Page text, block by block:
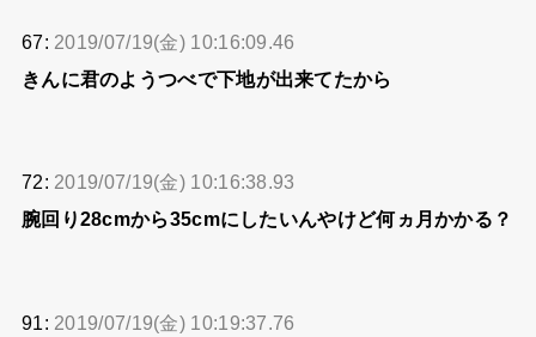
67: 2019/07/19(金) 10:16:09.46
きんに君のようつべで下地が出来てたから
72: 2019/07/19(金) 10:16:38.93
腕回り28cmから35cmにしたいんやけど何ヵ月かかる？
91: 2019/07/19(金) 10:19:37.76